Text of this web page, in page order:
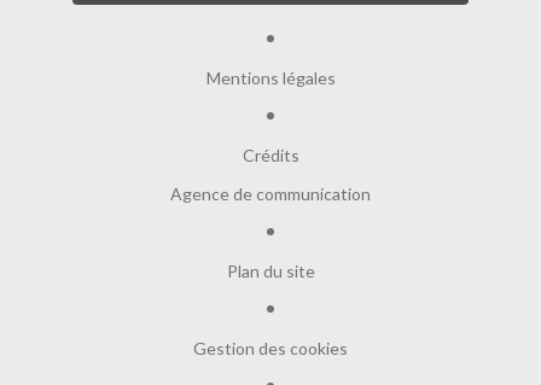
Mentions légales
Crédits
Agence de communication
Plan du site
Gestion des cookies